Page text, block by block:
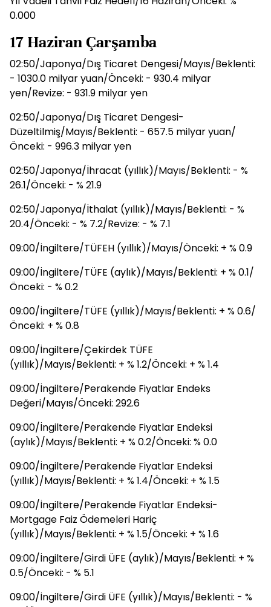
0.000
17 Haziran Çarşamba
02:50/Japonya/Dış Ticaret Dengesi/Mayıs/Beklenti:
- 1030.0 milyar yuan/Önceki: - 930.4 milyar
yen/Revize: - 931.9 milyar yen
02:50/Japonya/Dış Ticaret Dengesi-
Düzeltilmiş/Mayıs/Beklenti: - 657.5 milyar yuan/
Önceki: - 996.3 milyar yen
02:50/Japonya/İhracat (yıllık)/Mayıs/Beklenti: - %
26.1/Önceki: - % 21.9
02:50/Japonya/İthalat (yıllık)/Mayıs/Beklenti: - %
20.4/Önceki: - % 7.2/Revize: - % 7.1
09:00/İngiltere/TÜFEH (yıllık)/Mayıs/Önceki: + % 0.9
09:00/İngiltere/TÜFE (aylık)/Mayıs/Beklenti: + % 0.1/
Önceki: - % 0.2
09:00/İngiltere/TÜFE (yıllık)/Mayıs/Beklenti: + % 0.6/
Önceki: + % 0.8
09:00/İngiltere/Çekirdek TÜFE
(yıllık)/Mayıs/Beklenti: + % 1.2/Önceki: + % 1.4
09:00/İngiltere/Perakende Fiyatlar Endeks
Değeri/Mayıs/Önceki: 292.6
09:00/İngiltere/Perakende Fiyatlar Endeksi
(aylık)/Mayıs/Beklenti: + % 0.2/Önceki: % 0.0
09:00/İngiltere/Perakende Fiyatlar Endeksi
(yıllık)/Mayıs/Beklenti: + % 1.4/Önceki: + % 1.5
09:00/İngiltere/Perakende Fiyatlar Endeksi-
Mortgage Faiz Ödemeleri Hariç
(yıllık)/Mayıs/Beklenti: + % 1.5/Önceki: + % 1.6
09:00/İngiltere/Girdi ÜFE (aylık)/Mayıs/Beklenti: + %
0.5/Önceki: - % 5.1
09:00/İngiltere/Girdi ÜFE (yıllık)/Mayıs/Beklenti: - %